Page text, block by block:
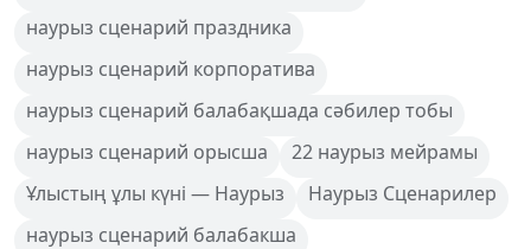
наурыз сценарий праздника
наурыз сценарий корпоратива
наурыз сценарий балабақшада сәбилер тобы
наурыз сценарий орысша
22 наурыз мейрамы
Ұлыстың ұлы күні — Наурыз
Наурыз Сценарилер
наурыз сценарий балабакша